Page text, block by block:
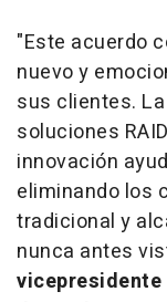
"Este acuerdo
nuevo y
sus clientes.
soluciones
innovación
eliminando los
tradicional y
nunca antes